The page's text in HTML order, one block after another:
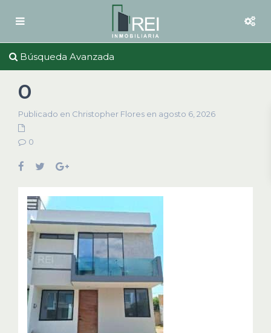
Búsqueda Avanzada
0
Publicado en Christopher Flores en agosto 6, 2026
0